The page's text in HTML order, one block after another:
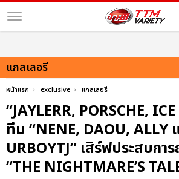
แกลเลอรี
หน้าแรก exclusive แกลเลอรี
“JAYLERR, PORSCHE,
ทีม “NENE, DAOU, ALLY
URBOYTJ” เสิร์ฟประสบกา
“THE NIGHTMARE’S